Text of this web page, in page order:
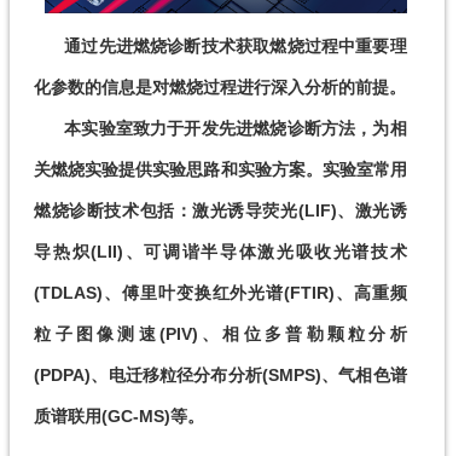
      通过先进燃烧诊断技术获取燃烧过程中重要理
化参数的信息是对燃烧过程进行深入分析的前提。
      本实验室致力于开发先进燃烧诊断方法，为相
关燃烧实验提供实验思路和实验方案。实验室常用
燃烧诊断技术包括：激光诱导荧光(LIF)、激光诱
导热炽(LII)、可调谐半导体激光吸收光谱技术
(TDLAS)、傅里叶变换红外光谱(FTIR)、高重频
粒子图像测速(PIV)、相位多普勒颗粒分析
(PDPA)、电迁移粒径分布分析(SMPS)、气相色谱
质谱联用(GC-MS)等。